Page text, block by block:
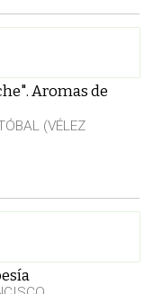
Aromas de
(VÉLEZ